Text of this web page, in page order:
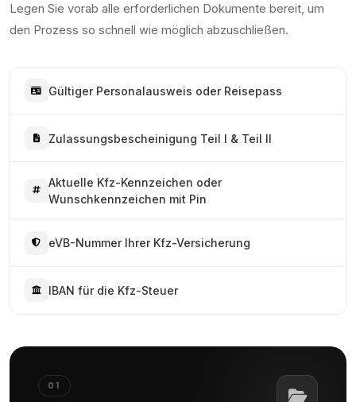
Legen Sie vorab alle erforderlichen Dokumente bereit, um
den Prozess so schnell wie möglich abzuschließen.
Gültiger Personalausweis oder Reisepass
Zulassungsbescheinigung Teil I & Teil II
Aktuelle Kfz-Kennzeichen oder
Wunschkennzeichen mit Pin
eVB-Nummer Ihrer Kfz-Versicherung
IBAN für die Kfz-Steuer
01